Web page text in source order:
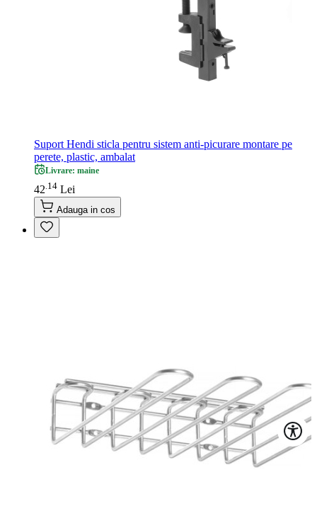
Suport Hendi sticla pentru sistem anti-picurare montare pe
perete, plastic, ambalat
Livrare: maine
42 14 Lei
Adauga in cos